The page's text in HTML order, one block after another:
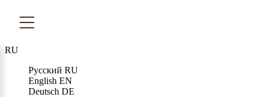
RU
Русский RU
English EN
Deutsch DE